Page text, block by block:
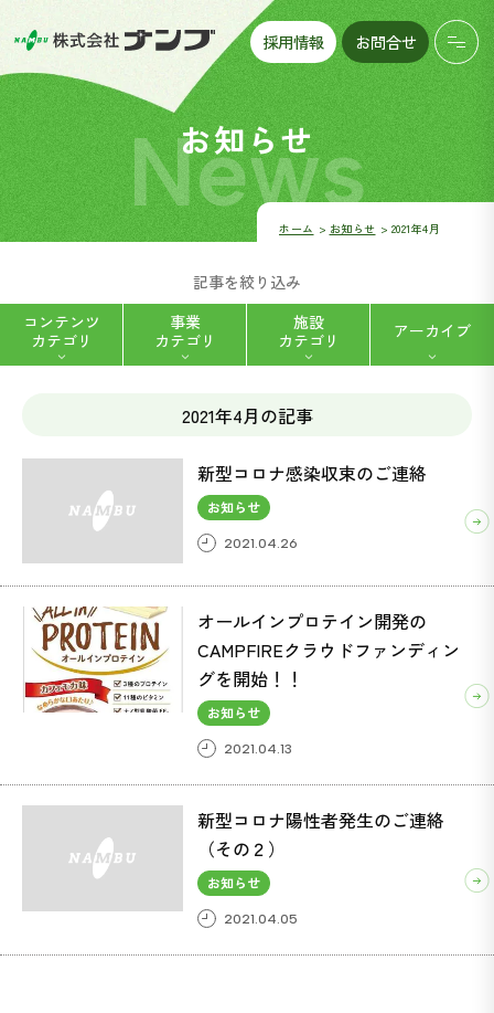
採用情報 お問合せ
お知らせ
News
ホーム お知らせ 2021年4月
記事を絞り込み
2021年4月の記事
新型コロナ感染収束のご連絡
お知らせ
2021.04.26
オールインプロテイン開発の
CAMPFIREクラウドファンディン
グを開始！！
お知らせ
2021.04.13
新型コロナ陽性者発生のご連絡
（その２）
お知らせ
2021.04.05
コンテンツ
カテゴリ
ACSIVE(アクシブ) (37)
ボンベ楽(ラック) (1)
事業
カテゴリ
福祉用具レンタル・販売 (2)
施設
カテゴリ
ハートフルデイナンブ八帖 (5)
アーカイブ